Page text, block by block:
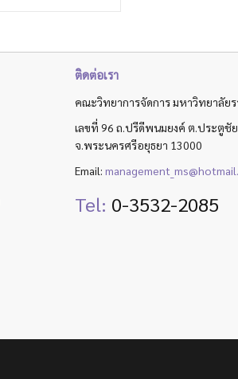
ติดต่อเรา
คณะวิทยาการจัดการ มหาวิทยาลัย
เลขที่ 96 ถ.ปรีดีพนมยงค์ ต.ประตูชั
จ.พระนครศรีอยุธยา 13000
Email:
Tel: 0-3532-2085